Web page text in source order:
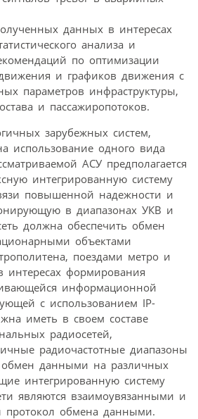
данных в интересах
анализа и
по оптимизации
и графиков движения с
параметров инфраструктуры,
и пассажиропотоков.
зарубежных систем,
использование одного вида
АСУ предполагается
интегрированную систему
повышенной надежности и
в диапазонах УКВ и
должна обеспечить обмен
объектами
поездами метро и
интересах формирования
информационной
с использованием IP-
иметь в своем составе
радиосетей,
радиочастотные диапазоны
данными на различных
интегрированную систему
являются взаимоувязанными и
протокол обмена данными.